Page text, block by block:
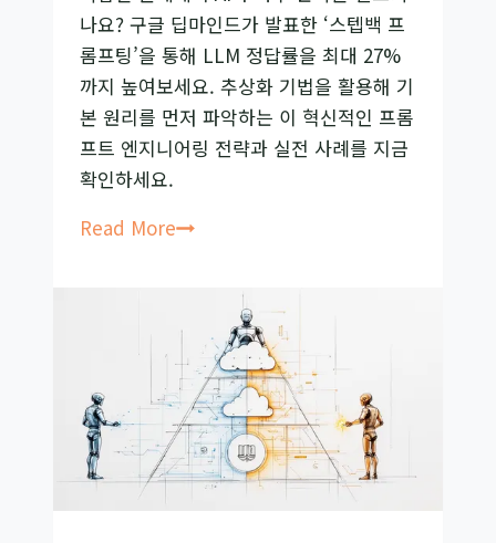
한
가
드
레
일
나요? 구글 딥마인드가 발표한 ‘스텝백 프
롬프팅’을 통해 LLM 정답률을 최대 27%
까지 높여보세요. 추상화 기법을 활용해 기
본 원리를 먼저 파악하는 이 혁신적인 프롬
프트 엔지니어링 전략과 실전 사례를 지금
확인하세요.
Read More구
드
공
개,
정
답